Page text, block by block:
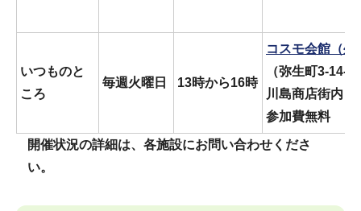
いつものと
ころ
毎週火曜日 13時から16時
コスモ会館（外
（弥生町3-14-6
川島商店街内
参加費無料
開催状況の詳細は、各施設にお問い合わせくださ
い。